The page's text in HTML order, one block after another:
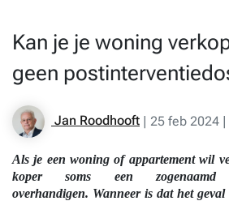
Kan je je woning
geen
Jan Roodhooft | 25 feb 2024 |
Als je een woning of appartement wil
koper soms een zogenaamd
overhandigen. Wanneer is dat het